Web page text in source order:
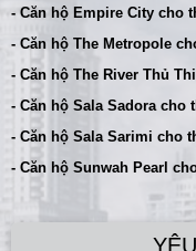
- Căn hộ Empire City cho
- Căn hộ The Metropole
- Căn hộ The River Thủ
- Căn hộ Sala Sadora cho
- Căn hộ Sala Sarimi cho
- Căn hộ Sunwah Pearl